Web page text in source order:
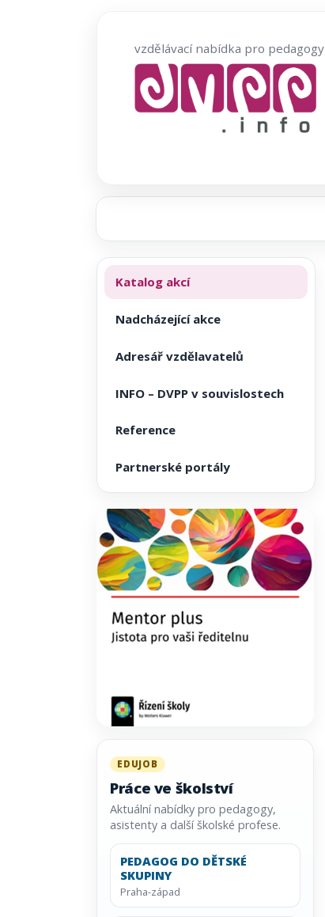
vzdělávací nabídka pro pedagogy
Katalog akcí
Nadcházející akce
Adresář vzdělavatelů
INFO – DVPP v souvislostech
Reference
Partnerské portály
EDUJOB
Práce ve školství
Aktuální nabídky pro pedagogy,
asistenty a další školské profese.
PEDAGOG DO DĚTSKÉ
SKUPINY
Praha-západ